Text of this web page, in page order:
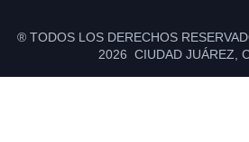
® TODOS LOS DERECHOS
2026 CIUDAD JUÁREZ,